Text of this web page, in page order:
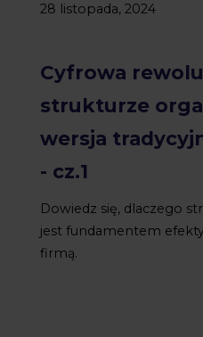
28 listopada, 2024
Cyfrowa
strukturze
wersja
- cz.1
Dowiedz się, dlaczego
jest fundamentem
firmą.